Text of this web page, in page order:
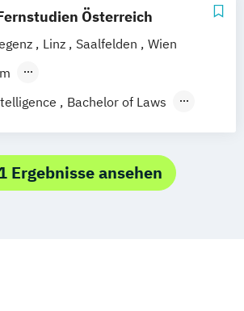
Österreich
Linz Saalfelden
Wien
Präsenzstudium
Bachelor of Laws
Europas - Epochen
Verflechtungen Informatik
Ergebnisse ansehen